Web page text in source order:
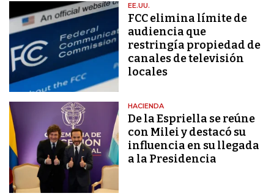
EE.UU.
FCC elimina límite de
audiencia que
restringía propiedad de
canales de televisión
locales
HACIENDA
De la Espriella se reúne
con Milei y destacó su
influencia en su llegada
a la Presidencia